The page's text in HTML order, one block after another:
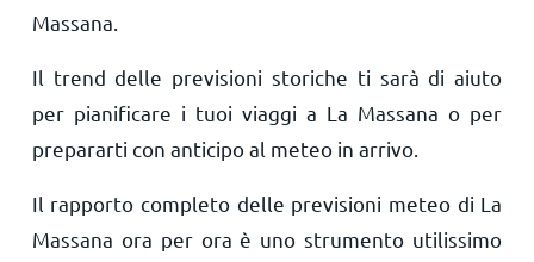
Massana.
Il trend delle previsioni storiche ti sarà di aiuto
per pianificare i tuoi viaggi a La Massana o per
prepararti con anticipo al meteo in arrivo.
Il rapporto completo delle previsioni meteo di La
Massana ora per ora è uno strumento utilissimo